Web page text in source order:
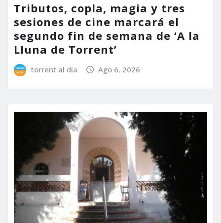
Tributos, copla, magia y tres
sesiones de cine marcará el
segundo fin de semana de ‘A la
Lluna de Torrent’
torrent al dia Ago 6, 2026